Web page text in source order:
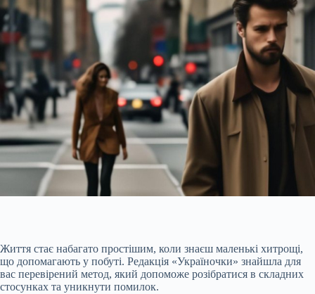
Життя стає набагато простішим, коли знаєш маленькі хитрощі,
що допомагають у побуті. Редакція «Україночки» знайшла для
вас перевірений метод, який допоможе розібратися в складних
стосунках та уникнути помилок.